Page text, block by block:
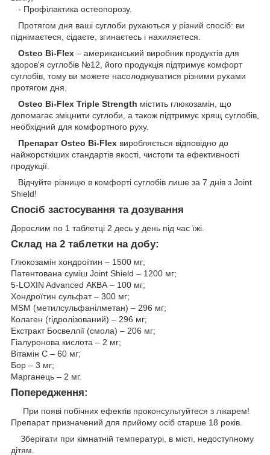
- Профілактика остеопорозу.
Протягом дня ваші суглоби рухаються у різний спосіб: ви
піднімаєтеся, сідаєте, згинаєтесь і нахиляєтеся.
Osteo Bi-Flex – американський виробник продуктів для
здоров'я суглобів №12, його продукція підтримує комфорт
суглобів, тому ви можете насолоджуватися різними рухами
протягом дня.
Osteo Bi-Flex Triple Strength містить глюкозамін, що
допомагає зміцнити суглоби, а також підтримує хрящ суглобів,
необхідний для комфортного руху.
Препарат Osteo Bi-Flex виробляється відповідно до
найжорсткіших стандартів якості, чистоти та ефективності
продукції.
Відчуйте різницю в комфорті суглобів лише за 7 днів з Joint
Shield!
Спосіб застосування та дозування
Дорослим по 1 таблетці 2 десь у день під час їжі.
Склад на 2 таблетки на добу:
Глюкозамін хондроїтин – 1500 мг;
Патентована суміш Joint Shield – 1200 мг;
5-LOXIN Advanced АКВА – 100 мг;
Хондроїтин сульфат – 300 мг;
MSM (метилсульфанілметан) – 296 мг;
Колаген (гідролізований) – 296 мг;
Екстракт Босвеллії (смола) – 206 мг;
Гіалуронова кислота – 2 мг;
Вітамін С – 60 мг;
Бор – 3 мг;
Марганець – 2 мг.
Попередження:
При появі побічних ефектів проконсультуйтеся з лікарем!
Препарат призначений для прийому осіб старше 18 років.
Зберігати при кімнатній температурі, в місті, недоступному
дітям.